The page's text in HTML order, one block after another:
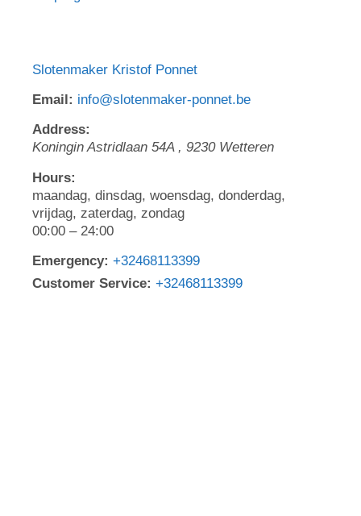
Slotenmaker Kristof Ponnet
Email: info@slotenmaker-ponnet.be
Address:
Koningin Astridlaan 54A, 9230 Wetteren
Hours:
maandag, dinsdag, woensdag, donderdag,
vrijdag, zaterdag, zondag
00:00 – 24:00
Emergency: +32468113399
Customer Service: +32468113399